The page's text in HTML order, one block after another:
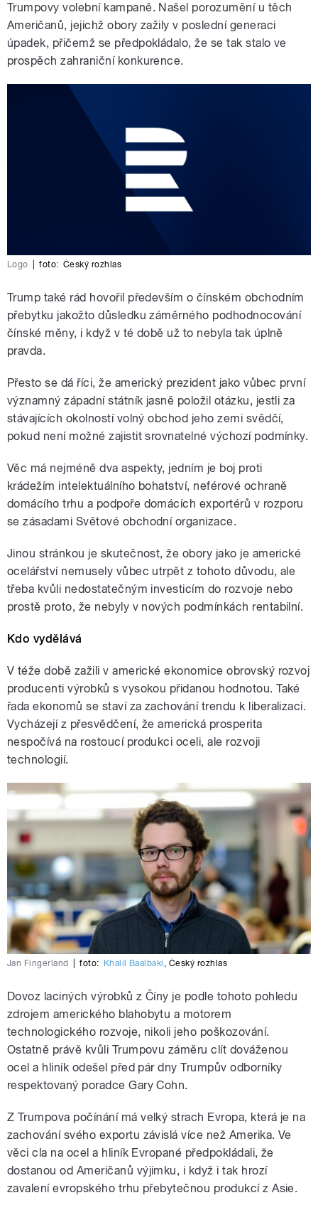
Trumpovy volební kampaně. Našel porozumění u těch
Američanů, jejichž obory zažily v poslední generaci
úpadek, přičemž se předpokládalo, že se tak stalo ve
prospěch zahraniční konkurence.
Logo foto: Český rozhlas
Trump také rád hovořil především o čínském obchodním
přebytku jakožto důsledku záměrného podhodnocování
čínské měny, i když v té době už to nebyla tak úplně
pravda.
Přesto se dá říci, že americký prezident jako vůbec první
významný západní státník jasně položil otázku, jestli za
stávajících okolností volný obchod jeho zemi svědčí,
pokud není možné zajistit srovnatelné výchozí podmínky.
Věc má nejméně dva aspekty, jedním je boj proti
krádežím intelektuálního bohatství, neférové ochraně
domácího trhu a podpoře domácích exportérů v rozporu
se zásadami Světové obchodní organizace.
Jinou stránkou je skutečnost, že obory jako je americké
ocelářství nemusely vůbec utrpět z tohoto důvodu, ale
třeba kvůli nedostatečným investicím do rozvoje nebo
prostě proto, že nebyly v nových podmínkách rentabilní.
Kdo vydělává
V téže době zažili v americké ekonomice obrovský rozvoj
producenti výrobků s vysokou přidanou hodnotou. Také
řada ekonomů se staví za zachování trendu k liberalizaci.
Vycházejí z přesvědčení, že americká prosperita
nespočívá na rostoucí produkci oceli, ale rozvoji
technologií.
Jan Fingerland foto: Khalil Baalbaki Český rozhlas
Dovoz laciných výrobků z Číny je podle tohoto pohledu
zdrojem amerického blahobytu a motorem
technologického rozvoje, nikoli jeho poškozování.
Ostatně právě kvůli Trumpovu záměru clít dováženou
ocel a hliník odešel před pár dny Trumpův odborníky
respektovaný poradce Gary Cohn.
Z Trumpova počínání má velký strach Evropa, která je na
zachování svého exportu závislá více než Amerika. Ve
věci cla na ocel a hliník Evropané předpokládali, že
dostanou od Američanů výjimku, i když i tak hrozí
zavalení evropského trhu přebytečnou produkcí z Asie.